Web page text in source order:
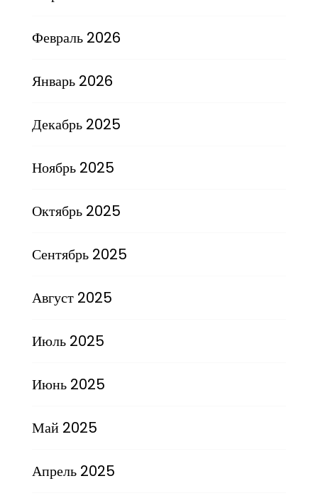
Февраль 2026
Январь 2026
Декабрь 2025
Ноябрь 2025
Октябрь 2025
Сентябрь 2025
Август 2025
Июль 2025
Июнь 2025
Май 2025
Апрель 2025